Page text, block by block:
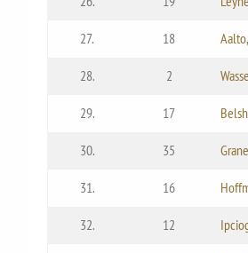
27. 18
28. 2
29. 17
30. 35
31. 16
32. 12